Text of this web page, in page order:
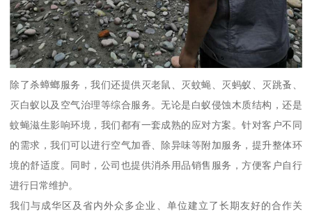
除了杀蟑螂服务，我们还提供灭老鼠、灭蚊蝇、灭蚂蚁、灭跳蚤、
灭白蚁以及空气治理等综合服务。无论是白蚁侵蚀木质结构，还是
蚊蝇滋生影响环境，我们都有一套成熟的应对方案。针对客户不同
的需求，我们可以进行空气加香、除异味等附加服务，提升整体环
境的舒适度。同时，公司也提供消杀用品销售服务，方便客户自行
进行日常维护。
我们与成华区及省内外众多企业、单位建立了长期友好的合作关